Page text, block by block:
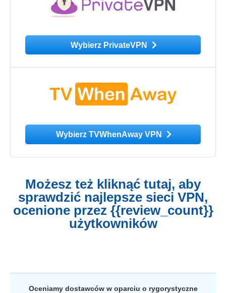
Wybierz PrivateVPN
Wybierz TVWhenAway VPN
Możesz też kliknąć tutaj, aby
sprawdzić najlepsze sieci VPN,
ocenione przez {{review_count}}
użytkowników
Oceniamy dostawców w oparciu o rygorystyczne